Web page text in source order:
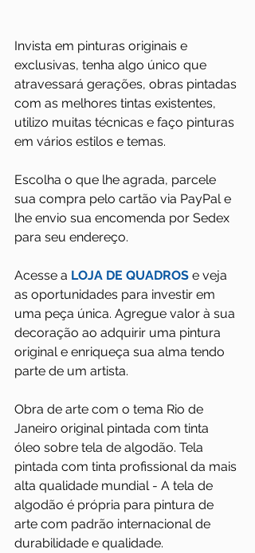
Invista em pinturas originais e
exclusivas, tenha algo único que
atravessará gerações, obras pintadas
com as melhores tintas existentes,
utilizo muitas técnicas e faço pinturas
em vários estilos e temas.
Escolha o que lhe agrada, parcele
sua compra pelo cartão via PayPal e
lhe envio sua encomenda por Sedex
para seu endereço.
Acesse a LOJA DE QUADROS e veja
as oportunidades para investir em
uma peça única. Agregue valor à sua
decoração ao adquirir uma pintura
original e enriqueça sua alma tendo
parte de um artista.
Obra de arte com o tema Rio de
Janeiro original pintada com tinta
óleo sobre tela de algodão. Tela
pintada com tinta profissional da mais
alta qualidade mundial - A tela de
algodão é própria para pintura de
arte com padrão internacional de
durabilidade e qualidade.